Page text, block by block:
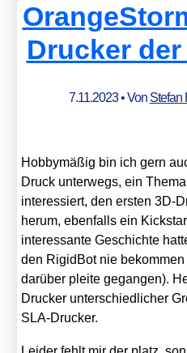
Drucker
7.11.2023• Von Stefan
Hob­by­mä­ßig bin ich gern
Druck unter­wegs, ein
inter­es­siert, den ers­ten 3D-
her­um, eben­falls ein
inter­es­san­te Geschich­te
den Rigid­Bot nie
dar­über plei­te gegan­gen).
Dru­cker unter­schied­li­cher
SLA-Dru­cker.